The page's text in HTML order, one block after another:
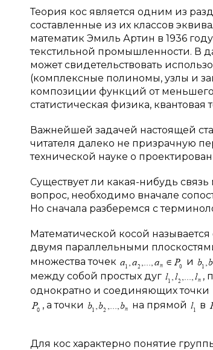
Теория кос является одним из
составленные из их классов
математик Эмиль Артин в 1936
текстильной промышленности. В
может свидетельствовать
(комплексные полиномы, узлы и
композиции функций от
статистическая физика, квантовая
Важнейшей задачей настоящей
читателя далеко не призрачную
технической науке о
Существует ли какая-нибудь
вопрос, необходимо вначале
Но сначала разберемся с
Математической косой
двумя параллельными
множества точек
и
между собой простых дуг
,
однократно и соединяющих точки
, а точки
на прямой в
Для кос характерно понятие